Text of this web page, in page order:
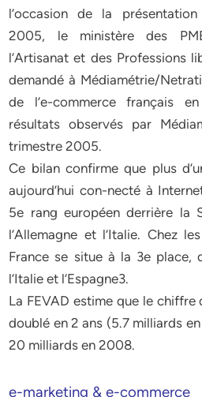
l’occasion de la
2005, le ministère des
l’Artisanat et des Professions
demandé à Médiamétrie/
de l’e-commerce français
résultats observés par
trimestre 2005.
Ce bilan confirme que plus
aujourd’hui con-necté à
5e rang européen derrière la
l’Allemagne et l’Italie. Chez
France se situe à la 3e place,
l’Italie et l’Espagne3.
La FEVAD estime que le chiffre
doublé en 2 ans (5.7 milliards
20 milliards en 2008.
e-marketing & e-commerce